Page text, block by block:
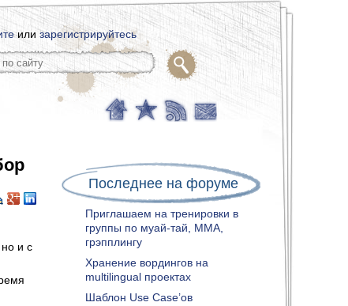
илизарегистрируйтесь
и с
Последнее на форуме
Приглашаем на тренировки в
группы по муай-тай, ММА,
грэпплингу
Хранение вордингов на
multilingual проектах
Шаблон Use Case’ов